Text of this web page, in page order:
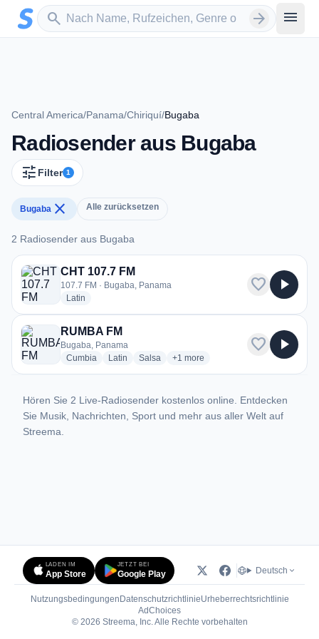
Zum Hauptinhalt springen
search
Sender suchen arrow_forward menu
Central America/Panama/Chiriquí/Bugaba
Radiosender aus Bugaba
tune Filter 1
Bugaba close Alle zurücksetzen
2 Radiosender aus Bugaba
2 Radiosender aus Bugaba
CHT 107.7 FM
107.7 FM · Bugaba, Panama
Latin
favorite play_arrow
RUMBA FM
Bugaba, Panama
Cumbia radio stations
Latin radio stations
Salsa radio stations
+1 more genres for RUMBA FM
more
favorite play_arrow
Hören Sie 2 Live-Radiosender kostenlos online. Entdecken
Sie Musik, Nachrichten, Sport und mehr aus aller Welt auf
Streema.
LADEN IM
App Store
JETZT BEI
Google Play Deutsch
Nutzungsbedingungen DatenschutzrichtlinieUrheberrechtsrichtlinie
AdChoices(öffnet in neuem Tab)
© 2026 Streema, Inc. Alle Rechte vorbehalten